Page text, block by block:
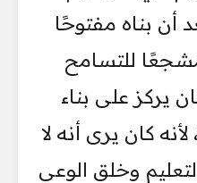
أن بناه مفتوحًا
للتسامح
يركز على بناء
لأنه كان يرى أنه لا
وخلق الوعي